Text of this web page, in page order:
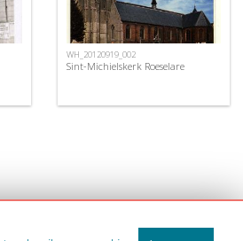
WH_20120919_002
Sint-Michielskerk Roeselare